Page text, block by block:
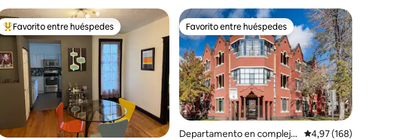
4,98 de 5. 161 evaluaciones
Favorito entre los huéspedes más destacados
Favorito entre huéspedes Favorito entre huéspedes
Favorito entre huéspedes
Departamento en complejo
Calificación promedio:
4,97 (168)